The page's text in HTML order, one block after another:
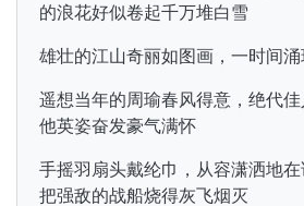
的浪花好似卷起千万堆白雪
雄壮的江山奇丽如图画，一时间
遥想当年的周瑜春风得意，绝代佳
他英姿奋发豪气满怀
手摇羽扇头戴纶巾，从容潇洒地
把强敌的战船烧得灰飞烟灭